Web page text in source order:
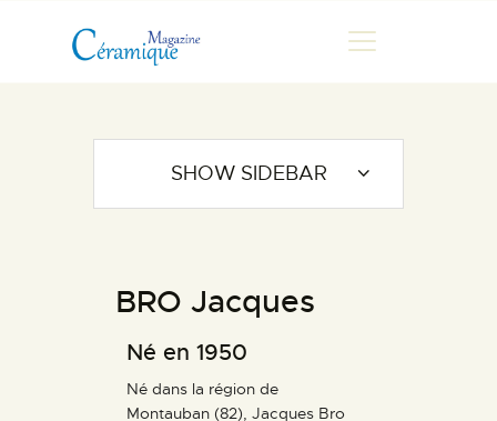
MAGAZINE
CHRONIQUES DE LUC
LES ARTISTES
GALERIES
DOCUMENTATION
BRO Jacques
Né en 1950
Né dans la région de
Montauban (82), Jacques Bro
SHOW SIDEBAR